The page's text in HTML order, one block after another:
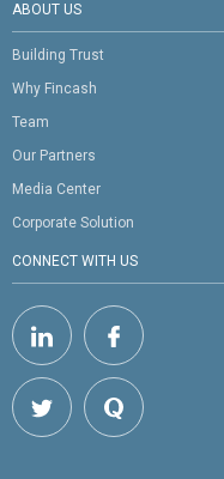
ABOUT US
Building Trust
Why Fincash
Team
Our Partners
Media Center
Corporate Solution
CONNECT WITH US